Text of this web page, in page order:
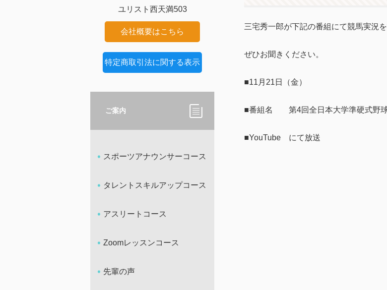
三宅秀一郎が下記の番組にて競馬実況を
ぜひお聞きください。
■11月21日（金）
■番組名 第4回全日本大学準硬式野球
■YouTube にて放送
ユリスト西天満503
会社概要はこちら
特定商取引法に関する表示
ご案内
スポーツアナウンサーコース
タレントスキルアップコース
アスリートコース
Zoomレッスンコース
先輩の声